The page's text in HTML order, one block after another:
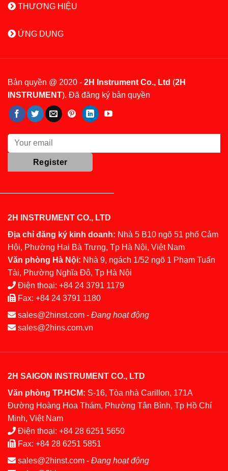
THƯƠNG HIỆU
ỨNG DỤNG
Bản quyền @ 2020 - 2H Instrument Co., Ltd (2H
INSTRUMENT). Đã đăng ký bản quyền
2H INSTRUMENT CO., LTD
Địa chỉ đăng ký kinh doanh: Nhà 5 B10 ngõ 51 phố Cảm
Hội, Phường Hai Bà Trưng, Tp Hà Nội, Việt Nam
Văn phòng Hà Nội: Nhà 9, ngách 1/52 ngõ 1 Phạm Tuấn
Tài, Phường Nghĩa Đô, Tp Hà Nội
Điện thoại: +84 24 3791 1179
Fax: +84 24 3791 1180
sales@2hinst.com - Đang hoạt động
sales@2hins.com.vn
2H SAIGON INSTRUMENT CO., LTD
Văn phòng TP.HCM: S-16, Tòa nhà Carillon, 171A
Đường Hoàng Hoa Thám, Phường Tân Bình, Tp Hồ Chí
Minh, Việt Nam
Điện thoại: +84 28 6251 5650
Fax: +84 28 6251 5851
sales@2hinst.com - Đang hoạt động